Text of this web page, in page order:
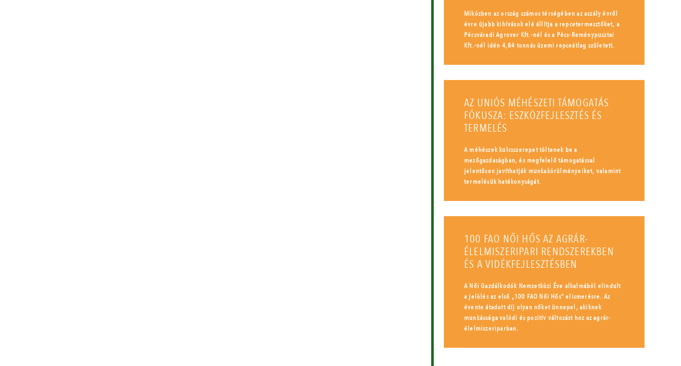
Miközben az ország számos térségében az aszály évről
évre újabb kihívások elé állítja a repcetermesztőket, a
Pécsváradi Agrover Kft.-nél és a Pécs-Reménypusztai
Kft.-nél idén 4,84 tonnás üzemi repceátlag született.
AZ UNIÓS MÉHÉSZETI TÁMOGATÁS
FÓKUSZA: ESZKÖZFEJLESZTÉS ÉS
TERMELÉS
A méhészek kulcsszerepet töltenek be a
mezőgazdaságban, és megfelelő támogatással
jelentősen javíthatják munkakörülményeiket, valamint
termelésük hatékonyságát.
100 FAO NŐI HŐS AZ AGRÁR-
ÉLELMISZERIPARI RENDSZEREKBEN
ÉS A VIDÉKFEJLESZTÉSBEN
A Női Gazdálkodók Nemzetközi Éve alkalmából elindult
a jelölés az első „100 FAO Női Hős” elismerésre. Az
évente átadott díj olyan nőket ünnepel, akiknek
munkássága valódi és pozitív változást hoz az agrár-
élelmiszeriparban.